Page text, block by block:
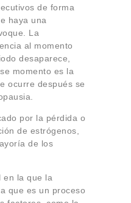
de forma
haya una
La
al momento
desaparece,
momento es la
ocurre después se
por la pérdida o
de estrógenos,
de los
en la que la
que es un proceso